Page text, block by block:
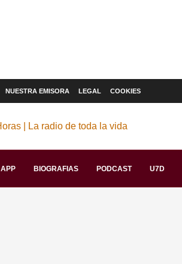
NUESTRA EMISORA LEGAL COOKIES
APP BIOGRAFIAS PODCAST U7D